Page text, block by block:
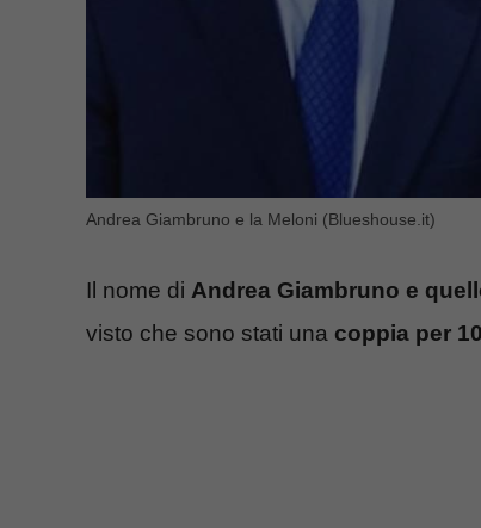
Andrea Giambruno e la Meloni (Blueshouse.it)
Il nome di Andrea Giambruno e
visto che sono stati una coppia per